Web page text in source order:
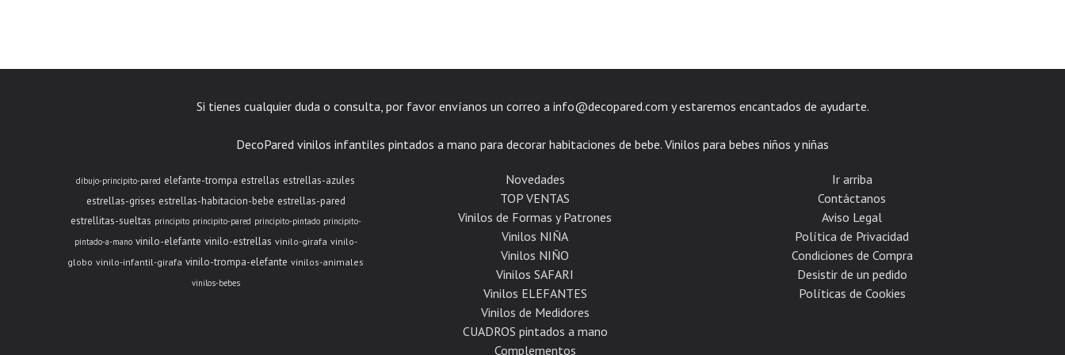
Si tienes cualquier duda o consulta, por favor envíanos un correo a info@decopared.com y estaremos encantados de ayudarte.
DecoPared vinilos infantiles pintados a mano para decorar habitaciones de bebe. Vinilos para bebes niños y niñas
dibujo-principito-pared elefante-trompa estrellas estrellas-azules
estrellas-grises estrellas-habitacion-bebe estrellas-pared
estrellitas-sueltas principito principito-pared principito-pintado principito-
pintado-a-mano vinilo-elefante vinilo-estrellas vinilo-girafa vinilo-
globo vinilo-infantil-girafa vinilo-trompa-elefante vinilos-animales
vinilos-bebes
Novedades
TOP VENTAS
Vinilos de Formas y Patrones
Vinilos NIÑA
Vinilos NIÑO
Vinilos SAFARI
Vinilos ELEFANTES
Vinilos de Medidores
CUADROS pintados a mano
Complementos
Ir arriba
Contáctanos
Aviso Legal
Política de Privacidad
Condiciones de Compra
Desistir de un pedido
Políticas de Cookies